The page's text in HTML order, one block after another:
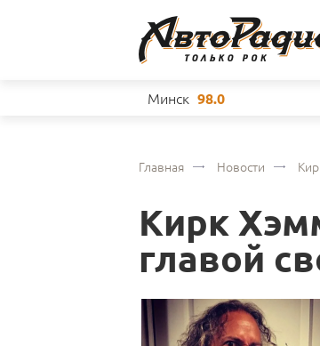
Минск 98.0
Главная Новости
Кирк
главой